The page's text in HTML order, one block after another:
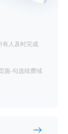
有人及时完成
面-勾选续费域